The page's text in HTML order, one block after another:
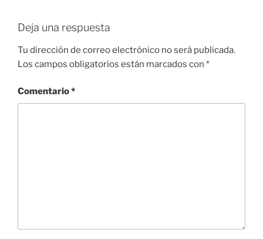
Deja una respuesta
Tu dirección de correo electrónico no será publicada.
Los campos obligatorios están marcados con *
Comentario*